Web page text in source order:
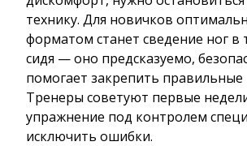
технику. Для новичков
форматом станет сведение ног в
сидя — оно предсказуемо,
помогает закрепить
Тренеры советуют первые
упражнение под контролем
исключить ошибки.